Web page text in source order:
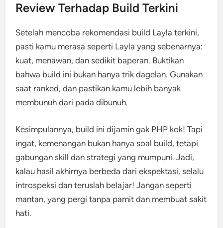
Review Terhadap Build Terkini
Setelah mencoba rekomendasi build Layla terkini,
pasti kamu merasa seperti Layla yang sebenarnya:
kuat, menawan, dan sedikit baperan. Buktikan
bahwa build ini bukan hanya trik dagelan. Gunakan
saat ranked, dan pastikan kamu lebih banyak
membunuh dari pada dibunuh.
Kesimpulannya, build ini dijamin gak PHP kok! Tapi
ingat, kemenangan bukan hanya soal build, tetapi
gabungan skill dan strategi yang mumpuni. Jadi,
kalau hasil akhirnya berbeda dari ekspektasi, selalu
introspeksi dan teruslah belajar! Jangan seperti
mantan, yang pergi tanpa pamit dan membuat sakit
hati.